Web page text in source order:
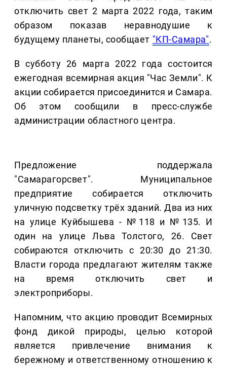
отключить свет 2 марта 2022 года, таким
образом показав неравнодушие к
будущему планеты, сообщает "КП-Самара".
В субботу 26 марта 2022 года состоится
ежегодная всемирная акция "Час Земли". К
акции собирается присоединится и Самара.
Об этом сообщили в пресс-службе
администрации областного центра.
Предложение поддержала
"Самарагорсвет". Муниципальное
предприятие собирается отключить
уличную подсветку трёх зданий. Два из них
на улице Куйбышева - №118 и №135. И
один на улице Льва Толстого, 26. Свет
собираются отключить с 20:30 до 21:30.
Власти города предлагают жителям также
на время отключить свет и
электроприборы.
Напомним, что акцию проводит Всемирных
фонд дикой природы, целью которой
является привлечение внимания к
бережному и ответственному отношению к